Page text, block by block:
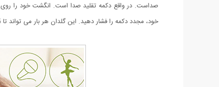
صداست. در واقع دکمه تقلید صدا است. انگشت خود را روی
خود، مجدد دکمه را فشار دهید. این گلدان هر بار می تواند تا 15 ثانیه صدای شما را ضبط و ادای شما را در بیاورد.